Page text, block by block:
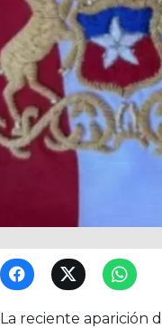
La reciente aparición